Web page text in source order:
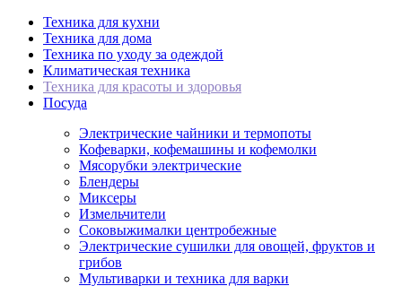
Техника для кухни
Техника для дома
Техника по уходу за одеждой
Климатическая техника
Техника для красоты и здоровья
Посуда
Электрические чайники и термопоты
Кофеварки, кофемашины и кофемолки
Мясорубки электрические
Блендеры
Миксеры
Измельчители
Соковыжималки центробежные
Электрические сушилки для овощей, фруктов и
грибов
Мультиварки и техника для варки